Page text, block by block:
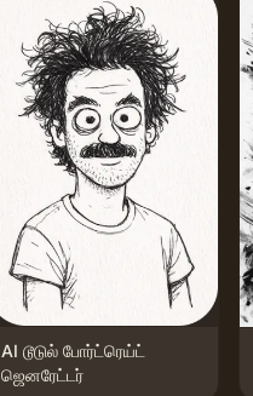
AI டூடுல் போர்ட்ரெய்ட்
ஜெனரேட்டர்